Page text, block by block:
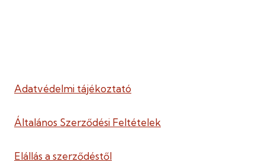
Adatvédelmi tájékoztató
Általános Szerződési Feltételek
Elállás a szerződéstől